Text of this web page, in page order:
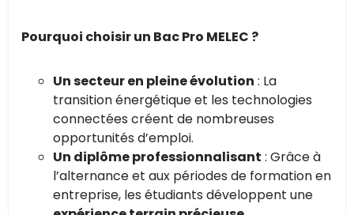
Pourquoi choisir un Bac Pro MELEC ?
Un secteur en pleine évolution : La
transition énergétique et les technologies
connectées créent de nombreuses
opportunités d’emploi.
Un diplôme professionnalisant : Grâce à
l’alternance et aux périodes de formation en
entreprise, les étudiants développent une